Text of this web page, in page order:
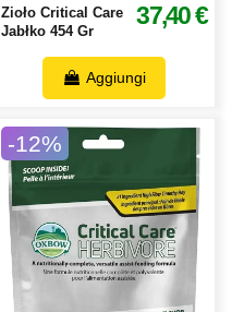
Zioło Critical Care
Jabłko 454 Gr
37,40 €
Aggiungi
-12%